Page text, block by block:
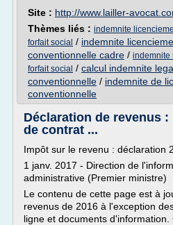
Site : http://www.lailler-
Thèmes liés : indemnite
forfait social / indemnite
conventionnelle cadre / indemnite
forfait social / calcul indemnite
conventionnelle / indemnite de
conventionnelle
Déclaration de revenus
de contrat ...
Impôt sur le revenu : déclaration
1 janv. 2017 - Direction de
administrative (Premier ministre)
Le contenu de cette page est à
revenus de 2016 à l'exception
ligne et documents